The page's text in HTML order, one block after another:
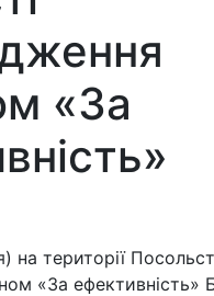
«За
на території
«За ефективність»